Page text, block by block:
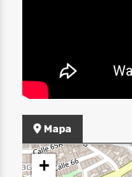
Mapa
+